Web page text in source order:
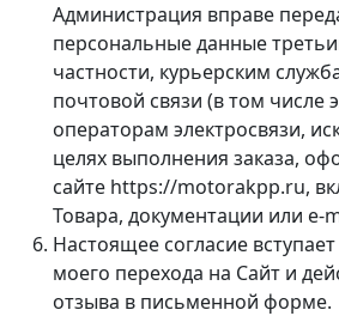
Администрация вправе
персональные данные
частности, курьерским
почтовой связи (в том числе
операторам электросвязи,
целях выполнения заказа,
сайте https://motorakpp.ru,
Товара, документации или e-
Настоящее согласие
моего перехода на Сайт и
отзыва в письменной форме.